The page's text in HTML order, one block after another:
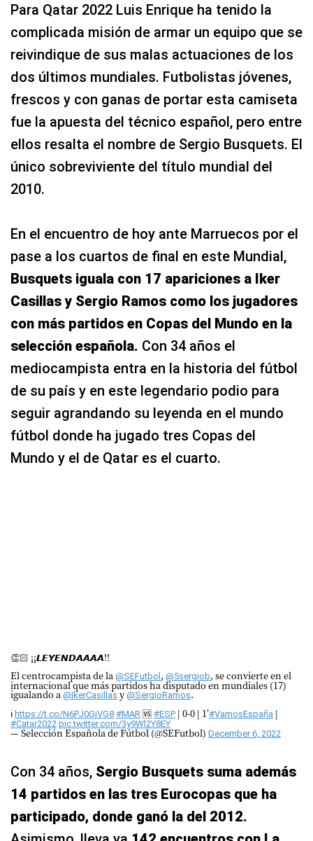
Para Qatar 2022 Luis Enrique ha tenido la
complicada misión de armar un equipo que se
reivindique de sus malas actuaciones de los
dos últimos mundiales. Futbolistas jóvenes,
frescos y con ganas de portar esta camiseta
fue la apuesta del técnico español, pero entre
ellos resalta el nombre de Sergio Busquets. El
único sobreviviente del título mundial del
2010.
En el encuentro de hoy ante Marruecos por el
pase a los cuartos de final en este Mundial,
Busquets iguala con 17 apariciones a Iker
Casillas y Sergio Ramos como los jugadores
con más partidos en Copas del Mundo en la
selección española. Con 34 años el
mediocampista entra en la historia del fútbol
de su país y en este legendario podio para
seguir agrandando su leyenda en el mundo
fútbol donde ha jugado tres Copas del
Mundo y el de Qatar es el cuarto.
👏🏻 ¡¡𝙇𝙀𝙔𝙀𝙉𝘿𝘼𝘼𝘼𝘼!!
El centrocampista de la @SEFutbol, @5sergiob, se convierte en el
internacional que más partidos ha disputado en mundiales (17)
igualando a @IkerCasillas y@SergioRamos.
ℹ️ https://t.co/N6PJ0GjVG8 #MAR 🆚 #ESP | 0-0 | 1’#VamosEspaña |
#Catar2022 pic.twitter.com/3y9Wl2Y8EY
— Selección Española de Fútbol (@SEFutbol) December 6, 2022
Con 34 años, Sergio Busquets suma además
14 partidos en las tres Eurocopas que ha
participado, donde ganó la del 2012.